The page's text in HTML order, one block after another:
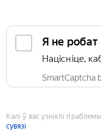
Я не робат
Націсніце,
SmartCaptcha
Калі ў вас узніклі
сувязі